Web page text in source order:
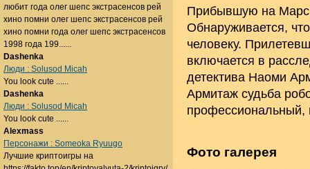
Прибывшую на Марс
Обнаруживается,
человеку.
включается в
детектива Наоми
Армитаж судьба
профессиональный,
Фото галерея
любит года олег шепс экстрасенсов рей
хино помни олег шепс экстрасенсов рей
хино помни года олег шепс экстрасенсов
1998 года 199......
Dashenka
Люди : Solusod Micah
You look cute ......
Dashenka
Люди : Solusod Micah
You look cute ......
Alexmass
Персонажи : Someoka Ryuugo
Лучшие криптоигры на